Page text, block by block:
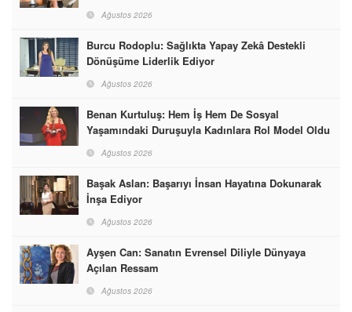
Ağustos 2026
Burcu Rodoplu: Sağlıkta Yapay Zekâ Destekli
Dönüşüme Liderlik Ediyor
Ağustos 2026
Benan Kurtuluş: Hem İş Hem De Sosyal
Yaşamındaki Duruşuyla Kadınlara Rol Model Oldu
Ağustos 2026
Başak Aslan: Başarıyı İnsan Hayatına Dokunarak
İnşa Ediyor
Ağustos 2026
Ayşen Can: Sanatın Evrensel Diliyle Dünyaya
Açılan Ressam
Ağustos 2026